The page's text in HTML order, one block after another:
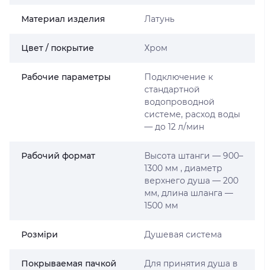
Материал изделия Латунь
Цвет / покрытие Хром
Рабочие параметры
Подключение к
стандартной
водопроводной
системе, расход воды
— до 12 л/мин
Рабочий формат
Высота штанги — 900–
1300 мм , диаметр
верхнего душа — 200
мм, длина шланга —
1500 мм
Розміри Душевая система
Покрываемая пачкой
Для принятия душа в